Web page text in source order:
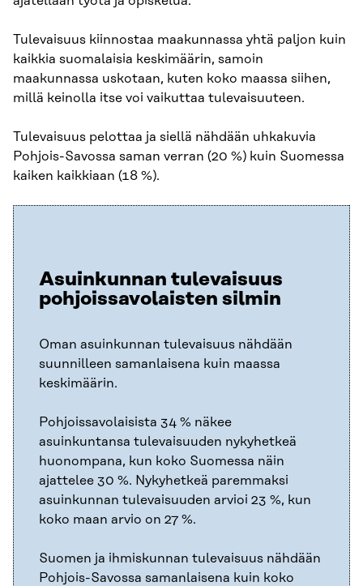
​Tulevaisuus kiinnostaa maakunnassa yhtä paljon kuin
kaikkia suomalaisia keskimäärin, samoin
maakunnassa uskotaan, kuten koko maassa siihen,
millä keinolla itse voi vaikuttaa tulevaisuuteen.
Tulevaisuus pelottaa ja siellä nähdään uhkakuvia
Pohjois-Savossa saman verran (20 %) kuin Suomessa
kaiken kaikkiaan (18 %).
Asuinkunnan tulevaisuus
pohjoissavolaisten silmin
Oman asuinkunnan tulevaisuus nähdään
suunnilleen samanlaisena kuin maassa
keskimäärin.
Pohjoissavolaisista 34 % näkee
asuinkuntansa tulevaisuuden nykyhetkeä
huonompana, kun koko Suomessa näin
ajattelee 30 %. Nykyhetkeä paremmaksi
asuinkunnan tulevaisuuden arvioi 23 %, kun
koko maan arvio on 27 %.
Suomen ja ihmiskunnan tulevaisuus nähdään
Pohjois-Savossa samanlaisena kuin koko